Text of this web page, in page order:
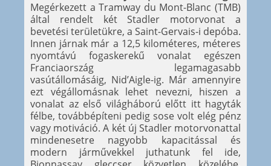
Megérkezett a Tramway du Mont-Blanc (TMB)
által rendelt két Stadler motorvonat a
bevetési területükre, a Saint-Gervais-i depóba.
Innen járnak már a 12,5 kilométeres, méteres
nyomtávú fogaskerekű vonalat egészen
Franciaország legamagasabb
vasútállomásáig, Nid’Aigle-ig. Már amennyire
ezt végállomásnak lehet nevezni, hiszen a
vonalat az első világháború előtt itt hagyták
félbe, továbbépíteni pedig sose volt elég pénz
vagy motiváció. A két új Stadler motorvonattal
mindenesetre nagyobb kapacitással és
modern járművekkel juthatunk fel ide,